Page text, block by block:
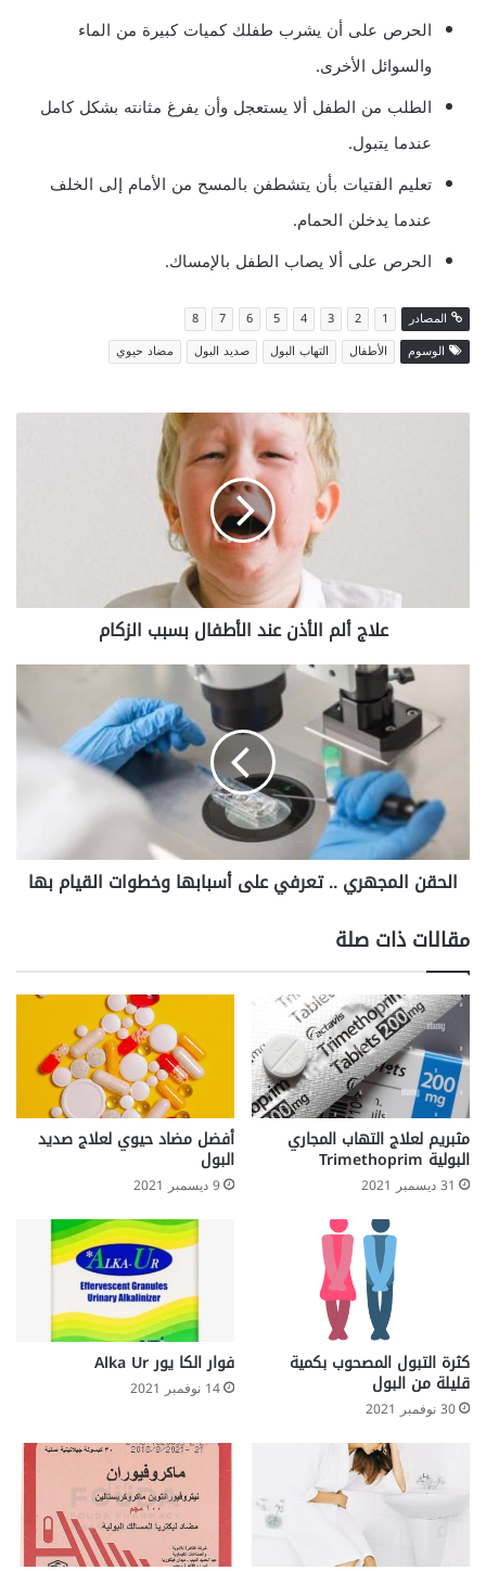
الحرص على أن يشرب طفلك كميات كبيرة من الماء
والسوائل الأخرى.
الطلب من الطفل ألا يستعجل وأن يفرغ مثانته بشكل كامل
عندما يتبول.
تعليم الفتيات بأن يتشطفن بالمسح من الأمام إلى الخلف
عندما يدخلن الحمام.
الحرص على ألا يصاب الطفل بالإمساك.
المصادر 1
2
3
4
5
6
7
8
الوسوم
الأطفال التهاب البول صديد البول مضاد حيوي
علاج ألم الأذن عند الأطفال بسبب الزكام
وخطوات
القيام
بها
الحقن المجهري .. تعرفي على أسبابها وخطوات القيام بها
مقالات ذات صلة
مثبريم لعلاج التهاب المجاري
البولية Trimethoprim
31 ديسمبر 2021
أفضل مضاد حيوي لعلاج صديد
البول
9 ديسمبر 2021
كثرة التبول المصحوب بكمية
قليلة من البول
30 نوفمبر 2021
فوار الكا يور Alka Ur
14 نوفمبر 2021